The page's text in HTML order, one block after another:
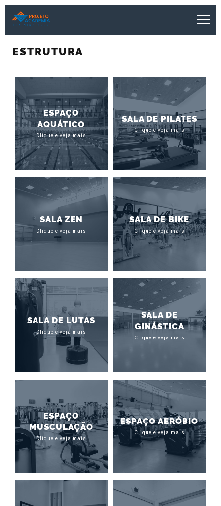
ESTRUTURA
ESPAÇO
AQUÁTICO
Clique e veja mais
SALA DE PILATES
Clique e veja mais
SALA ZEN
Clique e veja mais
SALA DE BIKE
Clique e veja mais
SALA DE LUTAS
Clique e veja mais
SALA DE
GINÁSTICA
Clique e veja mais
ESPAÇO
MUSCULAÇÃO
Clique e veja mais
ESPAÇO AERÓBIO
Clique e veja mais